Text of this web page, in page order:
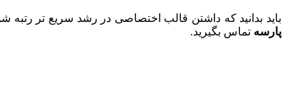
باید بدانید که داشتن قالب اختصاصی در رشد سریع تر رتبه
پارسه تماس بگیرید.